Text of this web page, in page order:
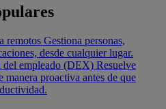
remotos Gestiona personas,
desde cualquier lugar.
del empleado (DEX) Resuelve
manera proactiva antes de que